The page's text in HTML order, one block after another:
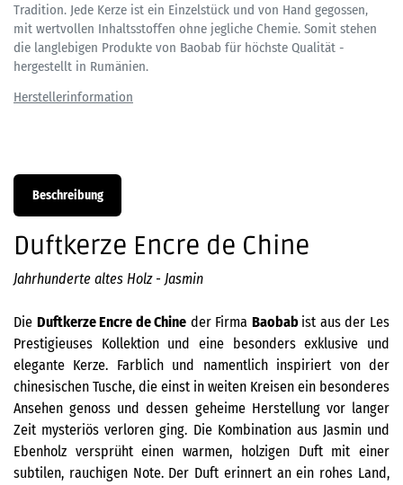
Tradition. Jede Kerze ist ein Einzelstück und von Hand gegossen,
mit wertvollen Inhaltsstoffen ohne jegliche Chemie. Somit stehen
die langlebigen Produkte von Baobab für höchste Qualität -
hergestellt in Rumänien.
Beschreibung
Duftkerze Encre de Chine
Jahrhunderte altes Holz - Jasmin
Die DuftkerzeEncre de Chine der Firma Baobab ist aus der Les
Prestigieuses Kollektion und eine besonders exklusive und
elegante Kerze. Farblich und namentlich inspiriert von der
chinesischen Tusche, die einst in weiten Kreisen ein besonderes
Ansehen genoss und dessen geheime Herstellung vor langer
Zeit mysteriös verloren ging. Die Kombination aus Jasmin und
Ebenholz versprüht einen warmen, holzigen Duft mit einer
subtilen, rauchigen Note. Der Duft erinnert an ein rohes Land,